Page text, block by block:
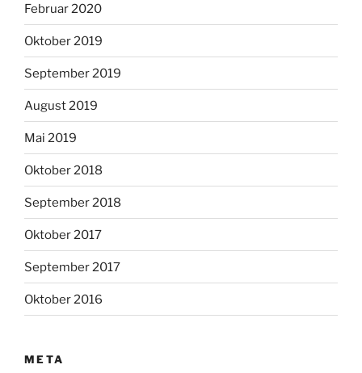
Februar 2020
Oktober 2019
September 2019
August 2019
Mai 2019
Oktober 2018
September 2018
Oktober 2017
September 2017
Oktober 2016
META